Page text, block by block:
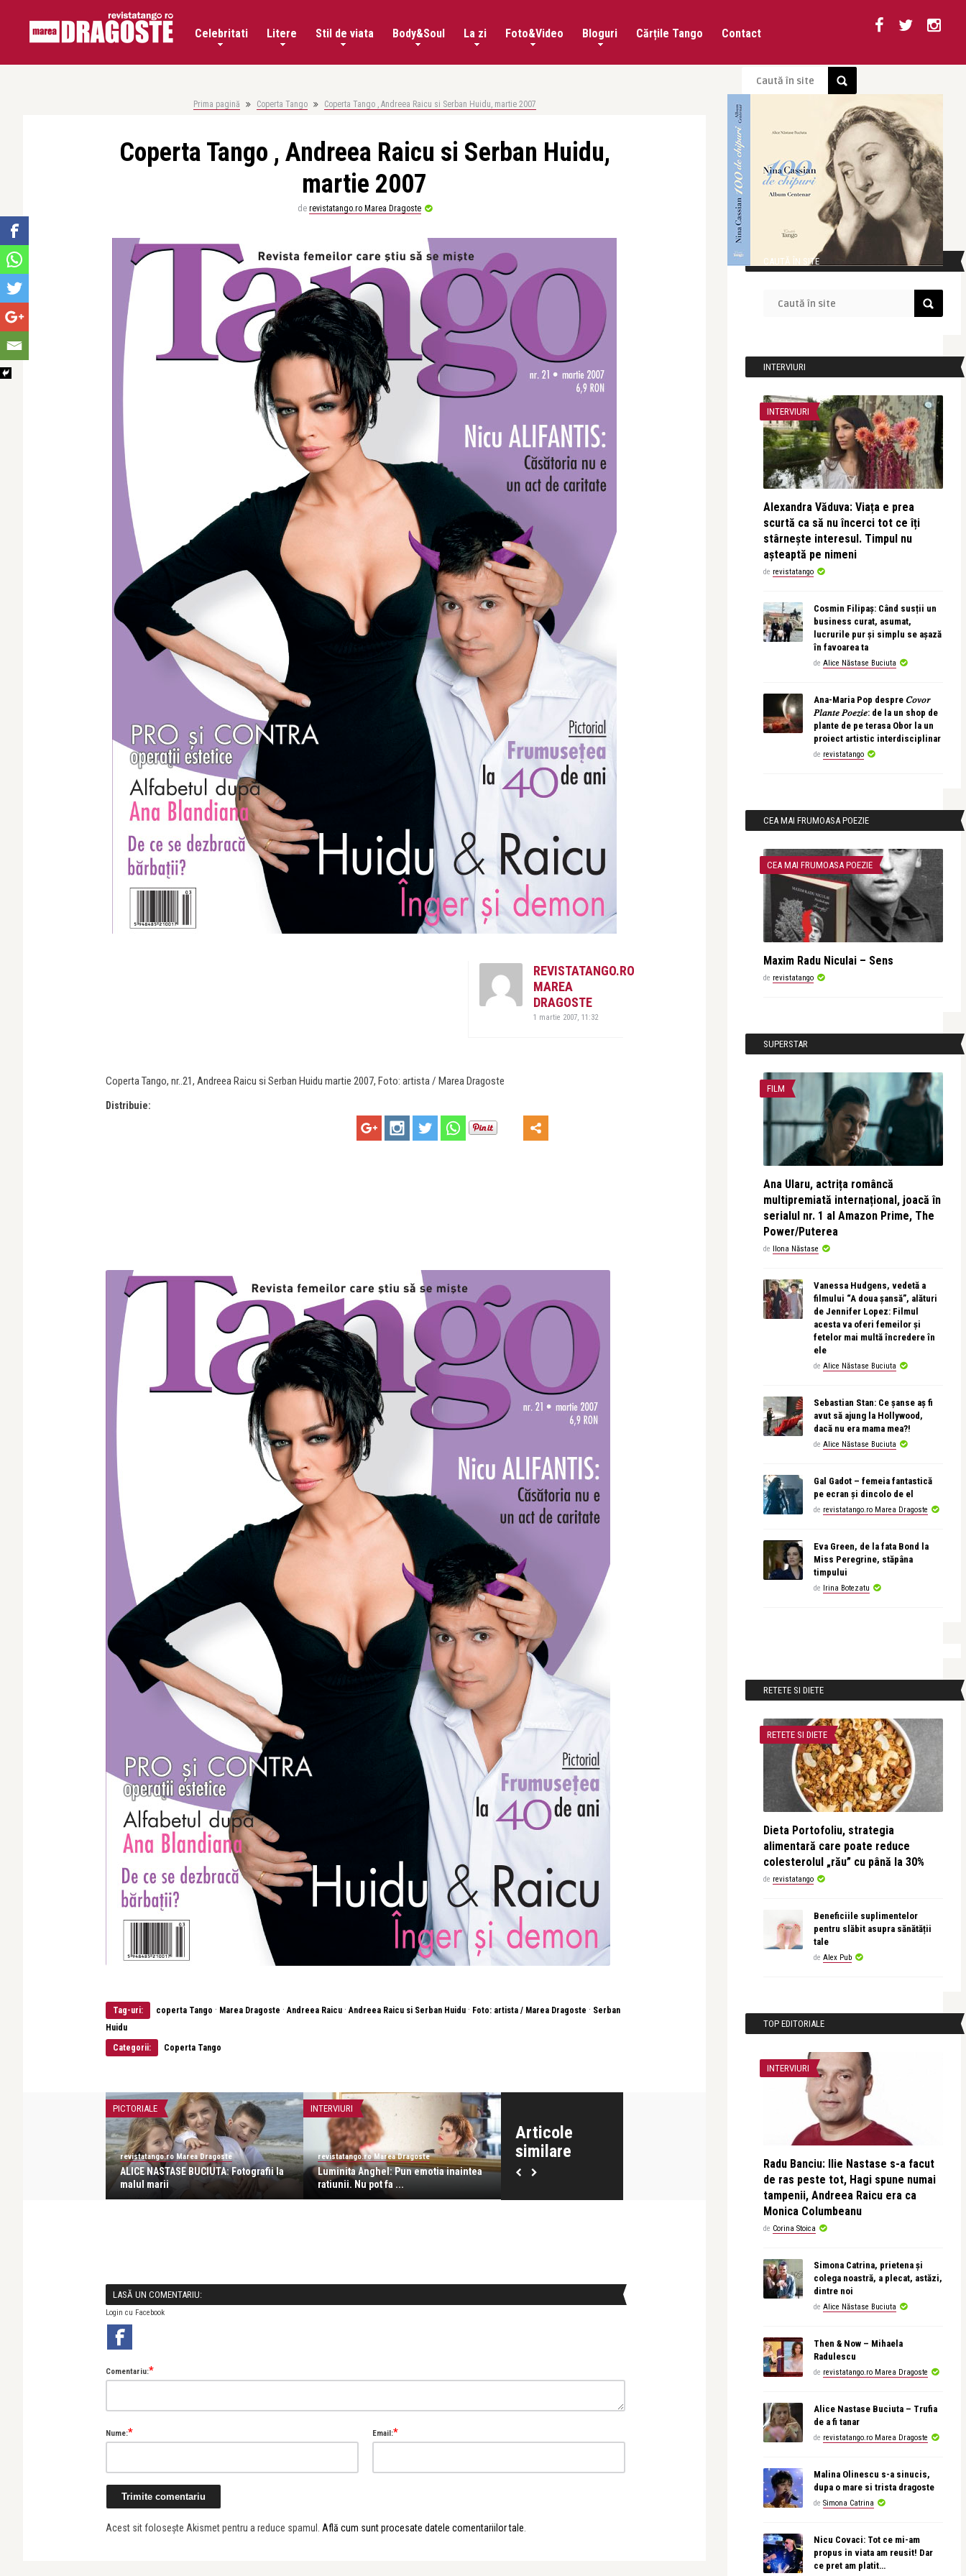
Celebritati Litere Stil de viata Body&Soul La zi Foto&Video Bloguri Cărțile Tango Contact
Prima pagină Coperta Tango Coperta Tango , Andreea Raicu si Serban Huidu, martie 2007
Coperta Tango , Andreea Raicu si Serban Huidu,
martie 2007
de revistatango.ro Marea Dragoste
REVISTATANGO.RO
MAREA
DRAGOSTE
1 martie 2007, 11:32
Coperta Tango, nr..21, Andreea Raicu si Serban Huidu martie 2007, Foto: artista / Marea Dragoste
Distribuie:
Tag-uri: coperta Tango · Marea Dragoste · Andreea Raicu · Andreea Raicu si Serban Huidu · Foto: artista / Marea Dragoste · Serban
Huidu
Categorii:
Coperta Tango
Articole
similare
PICTORIALE
revistatango.ro Marea Dragoste
ALICE NASTASE BUCIUTA: Fotografii la
malul marii
INTERVIURI
revistatango.ro Marea Dragoste
Luminita Anghel: Pun emotia inaintea
ratiunii. Nu pot fa ...
revistatango.ro Marea Dragoste
Coperta RevistaTango.ro – Marea
Luminita Nicolescu – Profesoara de
Serban
vinovat a
LASĂ UN COMENTARIU:
Login cu Facebook
Comentariu:*
Nume:* Email:*
Acest sit folosește Akismet pentru a reduce spamul. Află cum sunt procesate datele comentariilor tale
CAUTĂ ÎN SITE
INTERVIURI
INTERVIURI
Alexandra Văduva: Viața e prea
scurtă ca să nu încerci tot ce îți
stârnește interesul. Timpul nu
așteaptă pe nimeni
de revistatango
Cosmin Filipaș: Când susții un
business curat, asumat,
lucrurile pur și simplu se așază
în favoarea ta
de Alice Năstase Buciuta
Ana-Maria Pop despre 𝐶𝑜𝑣𝑜𝑟
𝑃𝑙𝑎𝑛𝑡𝑒 𝑃𝑜𝑒𝑧𝑖𝑒: de la un shop de
plante de pe terasa Obor la un
proiect artistic interdisciplinar
de revistatango
CEA MAI FRUMOASA POEZIE
CEA MAI FRUMOASA POEZIE
Maxim Radu Niculai – Sens
de revistatango
SUPERSTAR
FILM
Ana Ularu, actrița româncă
multipremiată internațional, joacă în
serialul nr. 1 al Amazon Prime, The
Power/Puterea
de Ilona Năstase
Vanessa Hudgens, vedetă a
filmului “A doua șansă”, alături
de Jennifer Lopez: Filmul
acesta va oferi femeilor și
fetelor mai multă încredere în
ele
de Alice Năstase Buciuta
Sebastian Stan: Ce șanse aș fi
avut să ajung la Hollywood,
dacă nu era mama mea?!
de Alice Năstase Buciuta
Gal Gadot – femeia fantastică
pe ecran și dincolo de el
de revistatango.ro Marea Dragoste
Eva Green, de la fata Bond la
Miss Peregrine, stăpâna
timpului
de Irina Botezatu
RETETE SI DIETE
RETETE SI DIETE
Dieta Portofoliu, strategia
alimentară care poate reduce
colesterolul „rău” cu până la 30%
de revistatango
Beneficiile suplimentelor
pentru slăbit asupra sănătății
tale
de Alex Pub
TOP EDITORIALE
INTERVIURI
Radu Banciu: Ilie Nastase s-a facut
de ras peste tot, Hagi spune numai
tampenii, Andreea Raicu era ca
Monica Columbeanu
de Corina Stoica
Simona Catrina, prietena și
colega noastră, a plecat, astăzi,
dintre noi
de Alice Năstase Buciuta
Then & Now – Mihaela
Radulescu
de revistatango.ro Marea Dragoste
Alice Nastase Buciuta – Trufia
de a fi tanar
de revistatango.ro Marea Dragoste
Malina Olinescu s-a sinucis,
dupa o mare si trista dragoste
de Simona Catrina
Nicu Covaci: Tot ce mi-am
propus in viata am reusit! Dar
ce pret am platit…